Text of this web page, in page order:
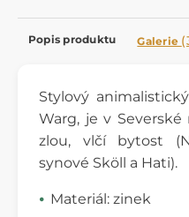
Popis produktu Galerie
Stylový animalistický
Warg, je v
zlou, vlčí bytost
synové Sköll a Hati).
Materiál: zinek